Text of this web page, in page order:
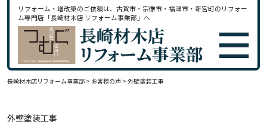
リフォーム・増改築のご依頼は、古賀市・宗像市・福津市・新宮町のリフォー
ム専門店「長崎材木店 リフォーム事業部」へ
長崎材木店リフォーム事業部 > お客様の声 > 外壁塗装工事
外壁塗装工事